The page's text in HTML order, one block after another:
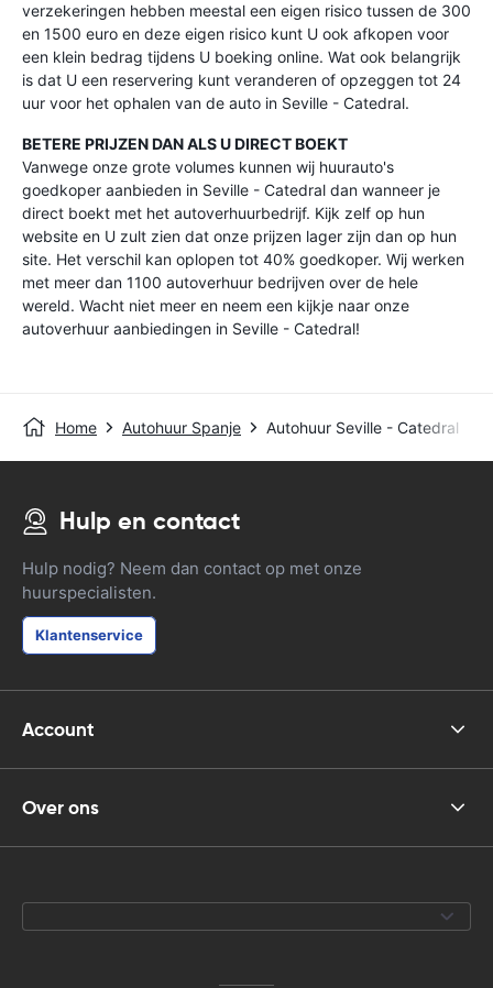
verzekeringen hebben meestal een eigen risico tussen de 300
en 1500 euro en deze eigen risico kunt U ook afkopen voor
een klein bedrag tijdens U boeking online. Wat ook belangrijk
is dat U een reservering kunt veranderen of opzeggen tot 24
uur voor het ophalen van de auto in Seville - Catedral.
BETERE PRIJZEN DAN ALS U DIRECT BOEKT
Vanwege onze grote volumes kunnen wij huurauto's
goedkoper aanbieden in Seville - Catedral dan wanneer je
direct boekt met het autoverhuurbedrijf. Kijk zelf op hun
website en U zult zien dat onze prijzen lager zijn dan op hun
site. Het verschil kan oplopen tot 40% goedkoper. Wij werken
met meer dan 1100 autoverhuur bedrijven over de hele
wereld. Wacht niet meer en neem een kijkje naar onze
autoverhuur aanbiedingen in Seville - Catedral!
Home Autohuur Spanje Autohuur Seville - Catedral
Hulp en contact
Hulp nodig? Neem dan contact op met onze
huurspecialisten.
Klantenservice
Account
Over ons